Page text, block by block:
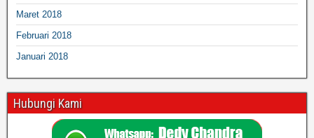
Maret 2018
Februari 2018
Januari 2018
Hubungi Kami